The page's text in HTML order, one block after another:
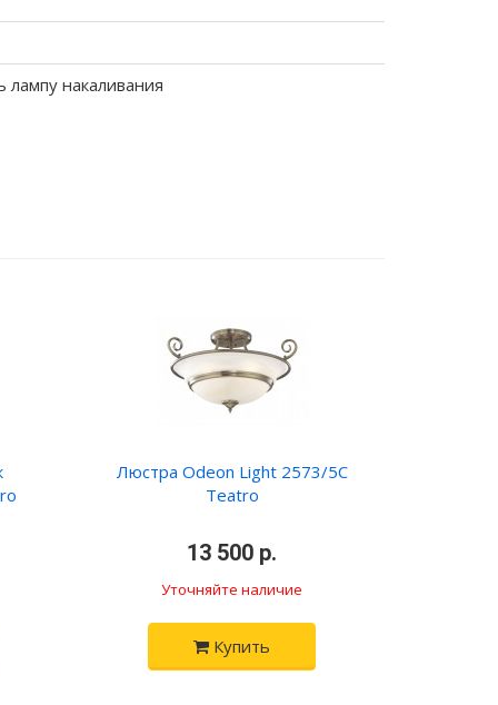
лампу накаливания
Люстра Odeon Light 2573/5C
Teatro
13 500 р.
Уточняйте наличие
Купить